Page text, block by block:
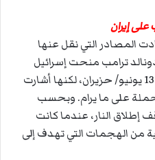
إيران
المصادر التي نقل عنها
دونالد ترامب منحت إسرائيل
الضوء الأخضر لشن هجومها في 13 يونيو/ حزيران، لكنها أشارت
على ما يرام. وبحسب
إطلاق النار، عندما كانت
من الهجمات التي تهدف إلى